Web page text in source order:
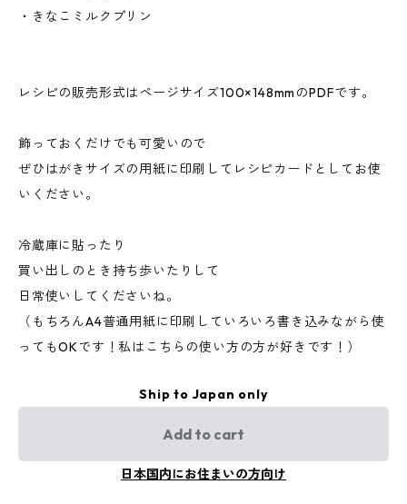
・きなこミルクプリン
レシピの販売形式はページサイズ100×148mmのPDFです。
飾っておくだけでも可愛いので
ぜひはがきサイズの用紙に印刷してレシピカードとしてお使
いください。
冷蔵庫に貼ったり
買い出しのとき持ち歩いたりして
日常使いしてくださいね。
（もちろんA4普通用紙に印刷していろいろ書き込みながら使
ってもOKです！私はこちらの使い方の方が好きです！）
Ship to Japan only
Add to cart
日本国内にお住まいの方向け